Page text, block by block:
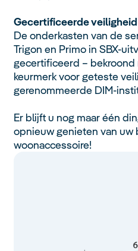
Gecertificeerde
De onderkasten van de
Trigon en Primo in SBX-
gecertificeerd – bekroond
keurmerk voor geteste
gerenommeerde DIM-
Er blijft u nog maar één
opnieuw genieten van uw
woonaccessoire!